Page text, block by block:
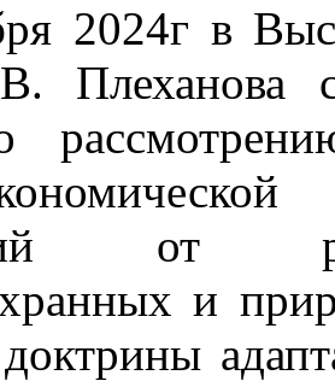
2024г в
Плеханова
от
и